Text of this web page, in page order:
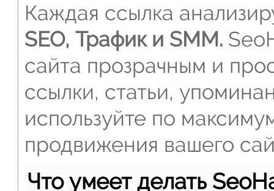
Каждая ссылка
SEO, Трафик и SMM.
сайта прозрачным и
ссылки, статьи,
используйте по
продвижения вашего
Что умеет делать